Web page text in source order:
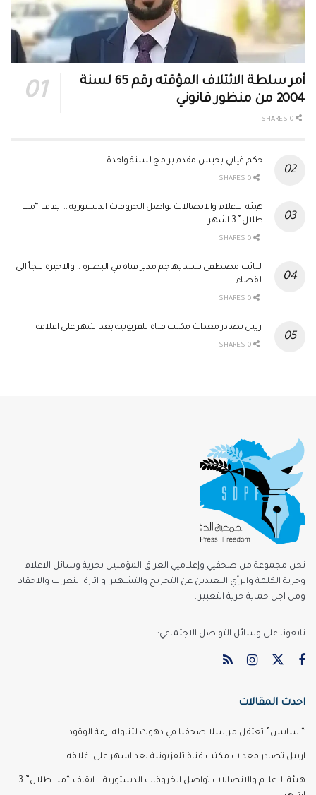
أمر سلطة الائتلاف المؤقته رقم 65 لسنة
2004 من منظور قانوني
حكم غيابي بحبس مقدم برامج لسنة واحدة
هيئة الاعلام والاتصالات تواصل الخروقات الدستورية .. ايقاف “ملا
طلال” 3 اشهر
النائب مصطفى سند يهاجم مدير قناة في البصرة .. والاخيرة تلجأ الى
القضاء
اربيل تصادر معدات مكتب قناة تلفزيونية بعد اشهر على اغلاقه
نحن مجموعة من صحفيي وإعلاميي العراق المؤمنين بحرية وسائل الاعلام
وحرية الكلمة والرأي البعيدين عن التجريح والتشهير او اثارة النعرات والاحقاد
ومن اجل حماية حرية التعبير .
تابعونا على وسائل التواصل الاجتماعي:
احدث المقالات
“اسايش” تعتقل مراسلا صحفيا في دهوك لتناوله ازمة الوقود
اربيل تصادر معدات مكتب قناة تلفزيونية بعد اشهر على اغلاقه
هيئة الاعلام والاتصالات تواصل الخروقات الدستورية .. ايقاف “ملا طلال” 3